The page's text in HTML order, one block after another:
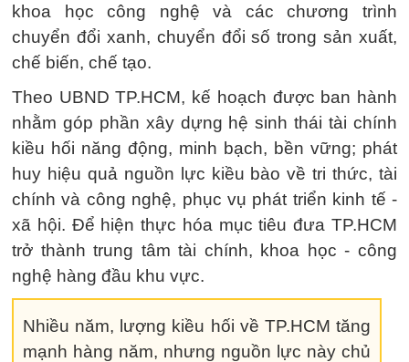
khoa học công nghệ và các chương trình
chuyển đổi xanh, chuyển đổi số trong sản xuất,
chế biến, chế tạo.
Theo UBND TP.HCM, kế hoạch được ban hành
nhằm góp phần xây dựng hệ sinh thái tài chính
kiều hối năng động, minh bạch, bền vững; phát
huy hiệu quả nguồn lực kiều bào về tri thức, tài
chính và công nghệ, phục vụ phát triển kinh tế -
xã hội. Để hiện thực hóa mục tiêu đưa TP.HCM
trở thành trung tâm tài chính, khoa học - công
nghệ hàng đầu khu vực.
Nhiều năm, lượng kiều hối về TP.HCM tăng
mạnh hàng năm, nhưng nguồn lực này chủ